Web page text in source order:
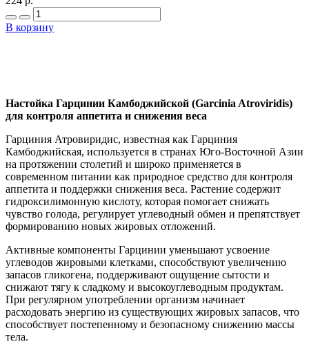
В корзину
Настойка Гарцинии Камбоджийской (Garcinia Atroviridis)
для контроля аппетита и снижения веса
Гарциния Атровиридис, известная как Гарциния
Камбоджийская, используется в странах Юго-Восточной Азии
на протяжении столетий и широко применяется в
современном питании как природное средство для контроля
аппетита и поддержки снижения веса. Растение содержит
гидроксилимонную кислоту, которая помогает снижать
чувство голода, регулирует углеводный обмен и препятствует
формированию новых жировых отложений.
Активные компоненты Гарцинии уменьшают усвоение
углеводов жировыми клетками, способствуют увеличению
запасов гликогена, поддерживают ощущение сытости и
снижают тягу к сладкому и высокоуглеводным продуктам.
При регулярном употреблении организм начинает
расходовать энергию из существующих жировых запасов, что
способствует постепенному и безопасному снижению массы
тела.